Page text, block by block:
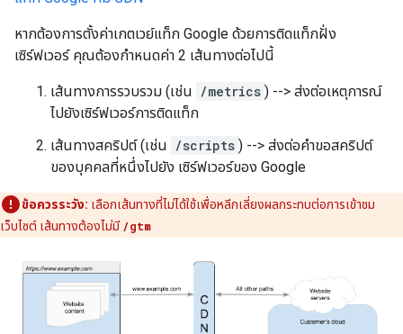
หากต้องการตั้งค่าเกตเวย์แท็ก Google ด้วยการติดแท็กฝั่ง
เซิร์ฟเวอร์ คุณต้องกำหนดค่า 2 เส้นทางต่อไปนี้
เส้นทางการรวบรวม (เช่น /metrics ) --> ส่งต่อเหตุการณ์
ไปยังเซิร์ฟเวอร์การติดแท็ก
เส้นทางสคริปต์ (เช่น /scripts ) --> ส่งต่อคำขอสคริปต์
ของบุคคลที่หนึ่งไปยัง เซิร์ฟเวอร์ของ Google
ข้อควรระวัง: เลือกเส้นทางที่ไม่ได้ใช้เพื่อหลีกเลี่ยงผลกระทบต่อการเข้าชม
เว็บไซต์ เส้นทางต้องไม่มี /gtm